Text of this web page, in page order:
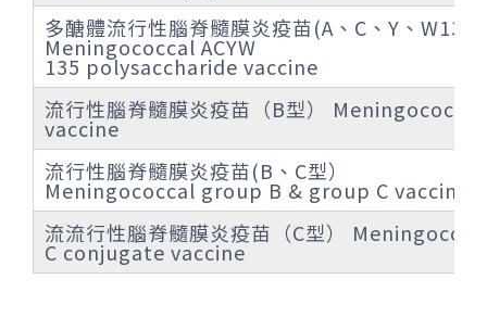
多醣體流行性腦脊髓膜炎疫苗(A、C、Y、W135
Meningococcal ACYW
135 polysaccharide vaccine
流行性腦脊髓膜炎疫苗（B型）
vaccine
流行性腦脊髓膜炎疫苗(B、C型）
Meningococcal group B & group C vaccine
流流行性腦脊髓膜炎疫苗（C型）
C conjugate vaccine